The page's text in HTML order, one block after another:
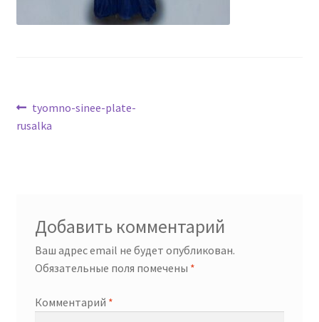
Навигация
по
Предыдущая
запись:
tyomno-sinee-plate-
rusalka
Добавить комментарий
Ваш адрес email не будет опубликован.
Обязательные поля помечены *
Комментарий *